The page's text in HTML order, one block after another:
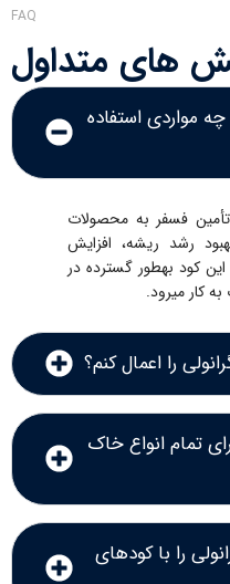
FAQ
های متداول
مواردی استفاده
فسفر به محصولات
رشد ریشه، افزایش
کود بهطور گسترده در
کار میرود.
را اعمال کنم؟
تمام انواع خاک
را با کودهای